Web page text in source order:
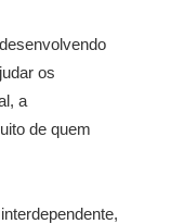
os
a
de quem